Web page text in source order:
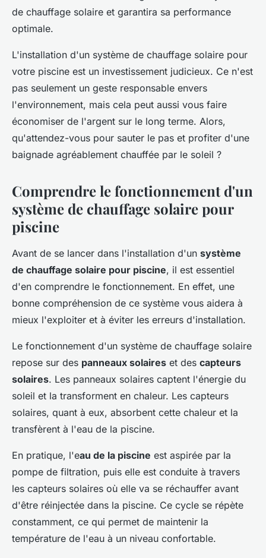
de chauffage solaire et garantira sa performance
optimale.
L'installation d'un système de chauffage solaire pour
votre piscine est un investissement judicieux. Ce n'est
pas seulement un geste responsable envers
l'environnement, mais cela peut aussi vous faire
économiser de l'argent sur le long terme. Alors,
qu'attendez-vous pour sauter le pas et profiter d'une
baignade agréablement chauffée par le soleil ?
Comprendre le fonctionnement d'un
système de chauffage solaire pour
piscine
Avant de se lancer dans l'installation d'un système
de chauffage solaire pour piscine, il est essentiel
d'en comprendre le fonctionnement. En effet, une
bonne compréhension de ce système vous aidera à
mieux l'exploiter et à éviter les erreurs d'installation.
Le fonctionnement d'un système de chauffage solaire
repose sur des panneaux solaires et des capteurs
solaires. Les panneaux solaires captent l'énergie du
soleil et la transforment en chaleur. Les capteurs
solaires, quant à eux, absorbent cette chaleur et la
transfèrent à l'eau de la piscine.
En pratique, l'eau de la piscine est aspirée par la
pompe de filtration, puis elle est conduite à travers
les capteurs solaires où elle va se réchauffer avant
d'être réinjectée dans la piscine. Ce cycle se répète
constamment, ce qui permet de maintenir la
température de l'eau à un niveau confortable.